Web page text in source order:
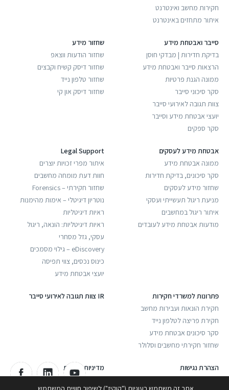
חקירות מחשב ואינטרנט
איתור מתחזים באינטרנט
סייבר ואבטחת מידע
בדיקת חדירות | מבדקי חוסן
הרצאות סייבר ואבטחת מידע
ממונה הגנת פרטיות
סקר סיכוני סייבר
צוות תגובה לאירועי סייבר
יועצי אבטחת מידע וסייבר
סקר ספקים
שחזור מידע
שחזור הודעות ווצאפ
שחזור דיסק קשיח וקבצים
שחזור טלפון נייד
שחזור דיסק און קי
אבטחת מידע לעסקים
ממונה אבטחת מידע
סקר סיכונים, בדיקת חדירות
שחזור מידע לעסקים
מניעת ריגול תעשייתי ועסקי
איתור ריגול במחשבים
מודעות אבטחת מידע לעובדים
Legal Support
איתור מפרי זכויות יוצרים
חוות דעת מומחה מחשבים
שחזור חקירתי – Forensics
נוטריון דיגיטלי – אימות מהימנות
ראיות דיגיטליות
ראיות דיגיטליות: הונאה, ריגול
עסקי, גזל מסחרי
eDiscovery – גילוי מסמכים
כינוס נכסים, צווי תפיסה
יועצי אבטחת מידע
פתרונות למשרדי חקירות
חקירת הונאות ועבירות מחשב
חקירת פריצה לטלפון נייד
סקר סיכונים אבטחת מידע
שחזור חקירתי מחשבים וסלולר
IR צוות תגובה לאירועי סייבר
הצהרת נגישות מדיניות פרטיות